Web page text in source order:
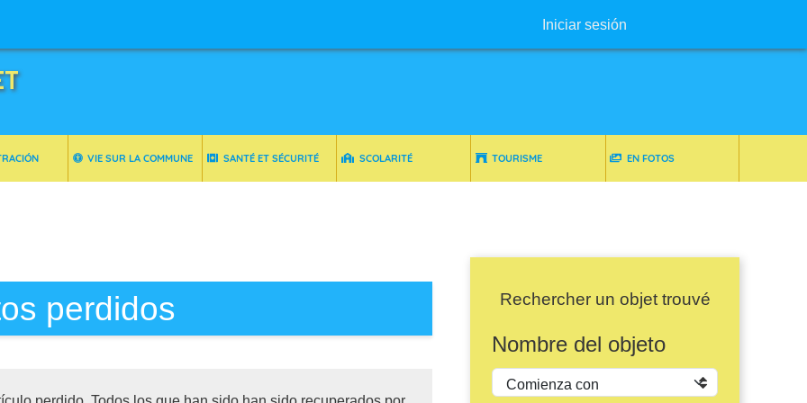
Iniciar sesión
VIE SUR LA COMMUNE SANTÉ ET SÉCURITÉ SCOLARITÉ TOURISME EN FOTOS
perdidos Rechercher un objet trouvé
Nombre del objeto
Operador